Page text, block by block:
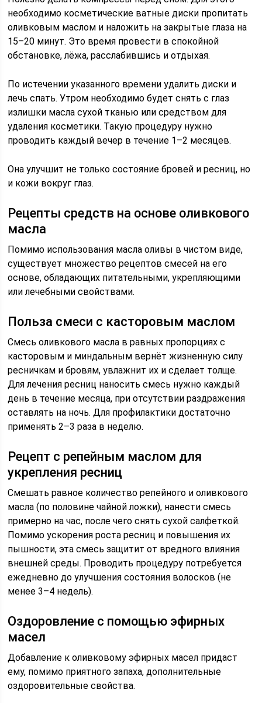
необходимо косметические ватные диски пропитать
оливковым маслом и наложить на закрытые глаза на
15–20 минут. Это время провести в спокойной
обстановке, лёжа, расслабившись и отдыхая.
По истечении указанного времени удалить диски и
лечь спать. Утром необходимо будет снять с глаз
излишки масла сухой тканью или средством для
удаления косметики. Такую процедуру нужно
проводить каждый вечер в течение 1–2 месяцев.
Она улучшит не только состояние бровей и ресниц, но
и кожи вокруг глаз.
Рецепты средств на основе оливкового
масла
Помимо использования масла оливы в чистом виде,
существует множество рецептов смесей на его
основе, обладающих питательными, укрепляющими
или лечебными свойствами.
Польза смеси с касторовым маслом
Смесь оливкового масла в равных пропорциях с
касторовым и миндальным вернёт жизненную силу
ресничкам и бровям, увлажнит их и сделает толще.
Для лечения ресниц наносить смесь нужно каждый
день в течение месяца, при отсутствии раздражения
оставлять на ночь. Для профилактики достаточно
применять 2–3 раза в неделю.
Рецепт с репейным маслом для
укрепления ресниц
Смешать равное количество репейного и оливкового
масла (по половине чайной ложки), нанести смесь
примерно на час, после чего снять сухой салфеткой.
Помимо ускорения роста ресниц и повышения их
пышности, эта смесь защитит от вредного влияния
внешней среды. Проводить процедуру потребуется
ежедневно до улучшения состояния волосков (не
менее 3–4 недель).
Оздоровление с помощью эфирных
масел
Добавление к оливковому эфирных масел придаст
ему, помимо приятного запаха, дополнительные
оздоровительные свойства.